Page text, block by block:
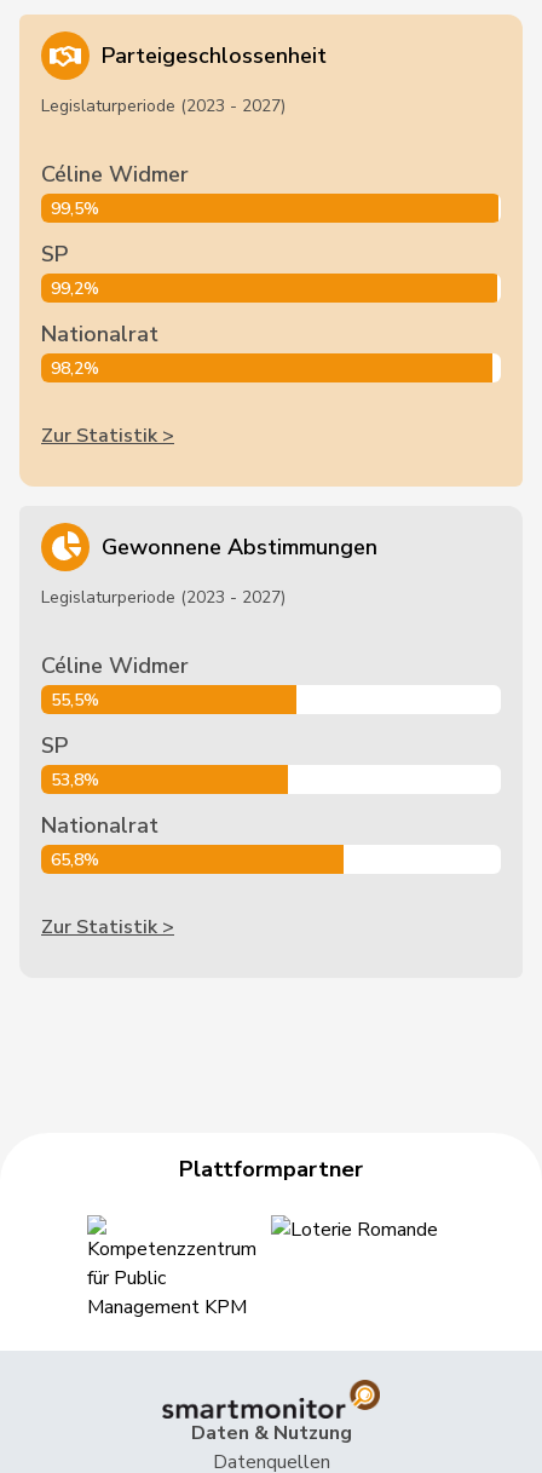
Parteigeschlossenheit
Legislaturperiode (2023 - 2027)
Céline Widmer
99,5%
SP
99,2%
Nationalrat
98,2%
Zur Statistik >
Gewonnene Abstimmungen
Legislaturperiode (2023 - 2027)
Céline Widmer
55,5%
SP
53,8%
Nationalrat
65,8%
Zur Statistik >
Plattformpartner
Daten & Nutzung
Datenquellen